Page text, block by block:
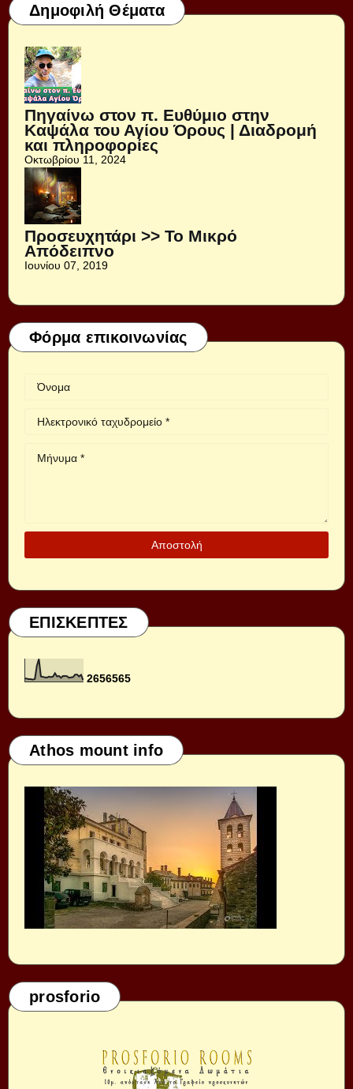
Δημοφιλή Θέματα
Πηγαίνω στον π. Ευθύμιο στην
Καψάλα του Αγίου Όρους | Διαδρομή
και πληροφορίες
Οκτωβρίου 11, 2024
Προσευχητάρι >> Το Μικρό
Απόδειπνο
Ιουνίου 07, 2019
Φόρμα επικοινωνίας
ΕΠΙΣΚΕΠΤΕΣ
2656565
Athos mount info
prosforio